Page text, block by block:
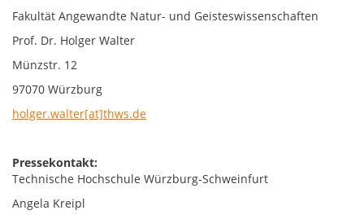
Fakultät Angewandte Natur- und Geisteswissenschaften
Prof. Dr. Holger Walter
Münzstr. 12
97070 Würzburg
holger.walter[at]thws.de
Pressekontakt:
Technische Hochschule Würzburg-Schweinfurt
Angela Kreipl